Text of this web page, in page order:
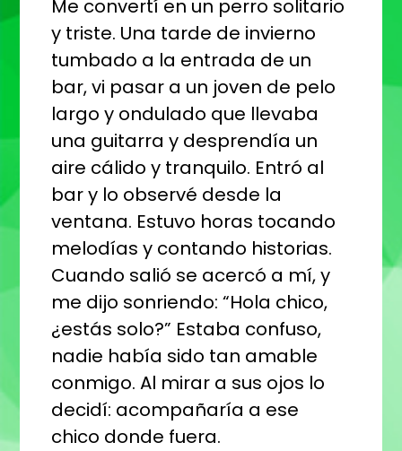
Me convertí en un perro solitario
y triste. Una tarde de invierno
tumbado a la entrada de un
bar, vi pasar a un joven de pelo
largo y ondulado que llevaba
una guitarra y desprendía un
aire cálido y tranquilo. Entró al
bar y lo observé desde la
ventana. Estuvo horas tocando
melodías y contando historias.
Cuando salió se acercó a mí, y
me dijo sonriendo: “Hola chico,
¿estás solo?” Estaba confuso,
nadie había sido tan amable
conmigo. Al mirar a sus ojos lo
decidí: acompañaría a ese
chico donde fuera.